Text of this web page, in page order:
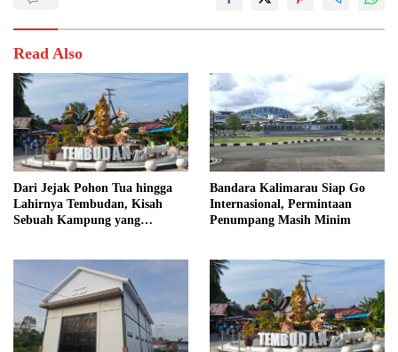
Read Also
Dari Jejak Pohon Tua hingga
Lahirnya Tembudan, Kisah
Sebuah Kampung yang
Bandara Kalimarau Siap Go
Internasional, Permintaan
Penumpang Masih Minim